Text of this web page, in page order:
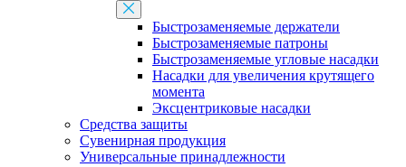
Быстрозаменяемые держатели
Быстрозаменяемые патроны
Быстрозаменяемые угловые насадки
Насадки для увеличения крутящего
момента
Эксцентриковые насадки
Средства защиты
Сувенирная продукция
Универсальные принадлежности